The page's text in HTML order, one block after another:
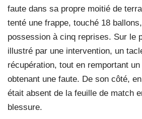
faute dans sa propre moitié de
tenté une frappe, touché 18
possession à cinq reprises. Sur le
illustré par une intervention, un
récupération, tout en remportant
obtenant une faute. De son côté,
était absent de la feuille de match
blessure.